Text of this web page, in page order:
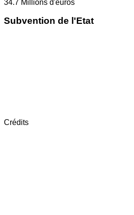
34.7 Millions d'euros
Subvention de l'Etat
Crédits